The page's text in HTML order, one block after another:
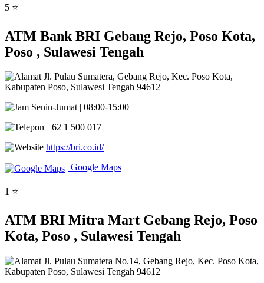
5 ⭐
ATM Bank BRI Gebang Rejo, Poso Kota,
Poso , Sulawesi Tengah
Jl. Pulau Sumatera, Gebang Rejo, Kec. Poso Kota,
Kabupaten Poso, Sulawesi Tengah 94612
Senin-Jumat | 08:00-15:00
+62 1 500 017
https://bri.co.id/
Google Maps
1 ⭐
ATM BRI Mitra Mart Gebang Rejo, Poso
Kota, Poso , Sulawesi Tengah
Jl. Pulau Sumatera No.14, Gebang Rejo, Kec. Poso Kota,
Kabupaten Poso, Sulawesi Tengah 94612